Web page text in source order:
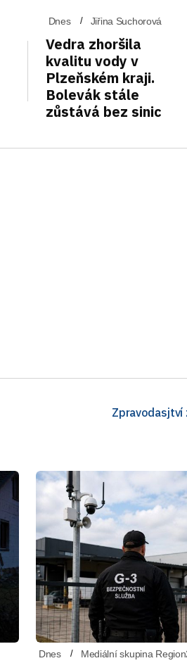
Dnes Jiřina Suchorová
Vedra zhoršila
kvalitu vody v
Plzeňském kraji.
Bolevák stále
zůstává bez sinic
Zpravodasjtví
Dnes Mediální skupina